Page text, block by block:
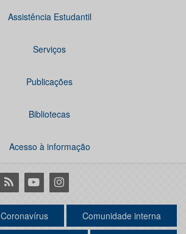
Assistência Estudantil
Serviços
Publicações
Bibliotecas
Acesso à informação
RSS YoutubeInstagram
Coronavírus Comunidade interna